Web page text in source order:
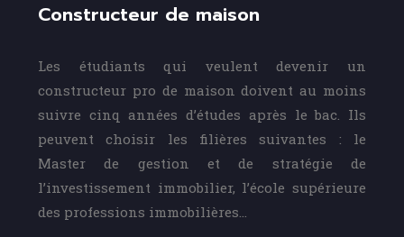
Constructeur de maison
Les étudiants qui veulent devenir un
constructeur pro de maison doivent au moins
suivre cinq années d’études après le bac. Ils
peuvent choisir les filières suivantes : le
Master de gestion et de stratégie de
l’investissement immobilier, l’école supérieure
des professions immobilières…